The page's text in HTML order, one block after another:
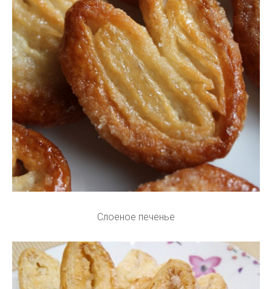
Слоеное печенье